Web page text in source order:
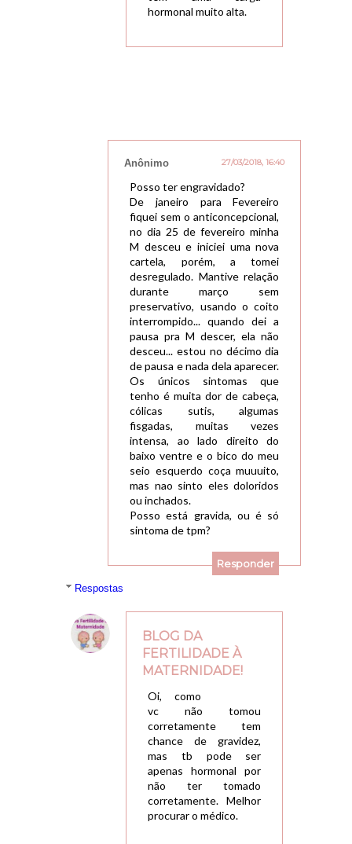
hormonal muito alta.
Anônimo 27/03/2018, 16:40
Posso ter engravidado?
De janeiro para Fevereiro
fiquei sem o anticoncepcional,
no dia 25 de fevereiro minha
M desceu e iniciei uma nova
cartela, porém, a tomei
desregulado. Mantive relação
durante março sem
preservativo, usando o coito
interrompido... quando dei a
pausa pra M descer, ela não
desceu... estou no décimo dia
de pausa e nada dela aparecer.
Os únicos sintomas que
tenho é muita dor de cabeça,
cólicas sutis, algumas
fisgadas, muitas vezes
intensa, ao lado direito do
baixo ventre e o bico do meu
seio esquerdo coça muuuito,
mas nao sinto eles doloridos
ou inchados.
Posso está gravida, ou é só
sintoma de tpm?
Responder
Respostas
BLOG DA
FERTILIDADE À
MATERNIDADE!
Oi, como
vc não tomou
corretamente tem
chance de gravidez,
mas tb pode ser
apenas hormonal por
não ter tomado
corretamente. Melhor
procurar o médico.